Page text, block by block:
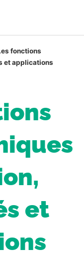
fonctions
et applications
et